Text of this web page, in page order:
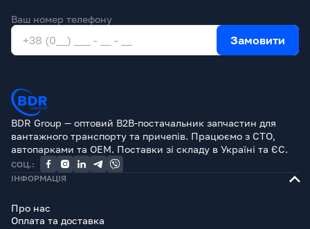
Ваш номер телефону
Замовити
BDR Group — оптовий B2B-постачальник запчастин для
вантажного транспорту та причепів. Працюємо з СТО,
автопарками та OEM. Поставки зі складу в Україні та ЄС.
СОЦ.:
ІНФОРМАЦІЯ
Про нас
Оплата та доставка